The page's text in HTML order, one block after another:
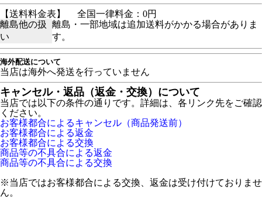
【送料料金表】
全国一律料金：0円
離島他の扱
い
離島・一部地域は追加送料がかかる場合がありま
す。
海外配送について
当店は海外へ発送を行っていません
キャンセル・返品（返金・交換）について
当店では以下の条件の通りです。詳細は、各リンク先をご確認
ください。
お客様都合によるキャンセル（商品発送前）
お客様都合による返金
お客様都合による交換
商品等の不具合による返金
商品等の不具合による交換
※当店ではお客様都合による交換、返金は受け付けておりませ
ん。